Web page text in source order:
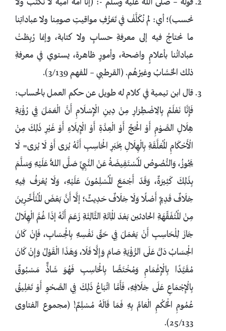
قوله – صلى الله عليه وسلم -: (إنا أمة أمية لا نكتب ولا
نحسب)؛ أي: لم نُكَلَّفْ في تَعَرُّفِ مواقيتِ صومِنا ولا عباداتِنا
ما نحتاجُ فيه إلى معرفةِ حسابٍ ولا كتابة، وإنما رُبِطَتْ
عباداتُنا بأعلامٍ واضحة، وأمورٍ ظاهرة، يستوي في معرفةِ
ذلك الحُسَّابُ وغيرُهُم. (القرطبي – المفهم 3/139).
قال ابن تيمية في كلام له طويل عن حكم العمل بالحساب:
فَإِنَّا نَعْلَمُ بِالِاضْطِرَارِ مِنْ دِينِ الْإِسْلَامِ أَنَّ الْعَمَلَ فِي رُؤْيَةِ
هِلَالِ الصَّوْمِ أَوْ الْحَجِّ أَوْ الْعِدَّةِ أَوْ الْإِيلَاءِ أَوْ غَيْرِ ذَلِكَ مِنْ
الْأَحْكَامِ الْمُعَلَّقَةِ بِالْهِلَالِ بِخَبَرِ الْحَاسِبِ أَنَّهُ يُرَى أَوْ لَا يُرَى= لَا
يَجُوزُ، وَالنُّصُوصُ الْمُسْتَفِيضَةُ عَنْ النَّبِيِّ صَلَّى اللَّهُ عَلَيْهِ وَسَلَّمَ
بِذَلِكَ كَثِيرَةٌ، وَقَدّ أَجْمَعَ الْمُسْلِمُونَ عَلَيْهِ، وَلَا يُعْرَفُ فِيهِ
خِلَافٌ قَدِيمٌ أَصْلًا وَلَا خِلَافٌ حَدِيثٌ؛ إلَّا أَنَّ بَعْضَ الْمُتَأَخِّرِينَ
مِنْ الْمُتَفَقِّهَةِ الحادثين بَعْدَ الْمِائَةِ الثَّالِثَةِ زَعَمَ أَنَّهُ إذَا غُمَّ الْهِلَالُ
جَازَ لِلْحَاسِبِ أَنْ يَعْمَلَ فِي حَقِّ نَفْسِهِ بِالْحِسَابِ، فَإِنْ كَانَ
الْحِسَابُ دَلَّ عَلَى الرُّؤْيَةِ صَامَ وَإِلَّا فَلَا، وَهَذَا الْقَوْلُ وَإِنْ كَانَ
مُقَيَّدًا بِالْإِغْمَامِ وَمُخْتَصًّا بِالْحَاسِبِ فَهُوَ شَاذٌّ مَسْبُوقٌ
بِالْإِجْمَاعِ عَلَى خِلَافِهِ، فَأَمَّا اتِّبَاعُ ذَلِكَ فِي الصَّحْوِ أَوْ تَعْلِيقُ
عُمُومِ الْحُكْمِ الْعَامِّ بِهِ فَمَا قَالَهُ مُسْلِمٌ! (مجموع الفتاوى
25/133).